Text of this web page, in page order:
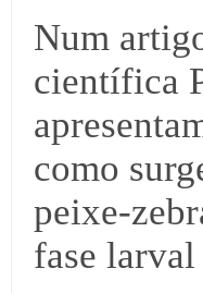
Num
científica
como
peixe-
fase